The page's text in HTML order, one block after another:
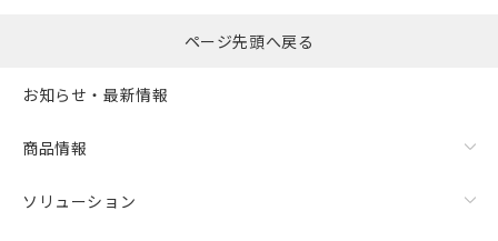
ページ先頭へ戻る
お知らせ・最新情報
商品情報
ソリューション